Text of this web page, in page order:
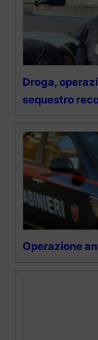
Droga,
sequestro
Operazione